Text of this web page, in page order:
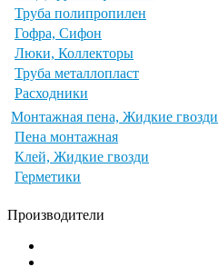
Труба полипропилен
Гофра, Сифон
Люки, Коллекторы
Труба металлопласт
Расходники
Монтажная пена, Жидкие гвозди
Пена монтажная
Клей, Жидкие гвозди
Герметики
Производители